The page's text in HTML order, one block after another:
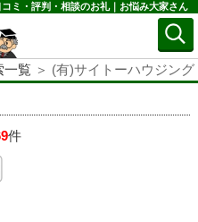
ミ・評判・相談のお礼｜お悩み大家さん
一覧 ＞ (有)サイトーハウジング
件